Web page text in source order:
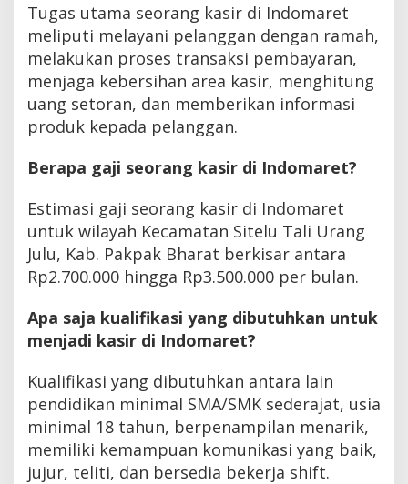
Tugas utama seorang kasir di Indomaret
meliputi melayani pelanggan dengan ramah,
melakukan proses transaksi pembayaran,
menjaga kebersihan area kasir, menghitung
uang setoran, dan memberikan informasi
produk kepada pelanggan.
Berapa gaji seorang kasir di Indomaret?
Estimasi gaji seorang kasir di Indomaret
untuk wilayah Kecamatan Sitelu Tali Urang
Julu, Kab. Pakpak Bharat berkisar antara
Rp2.700.000 hingga Rp3.500.000 per bulan.
Apa saja kualifikasi yang dibutuhkan untuk
menjadi kasir di Indomaret?
Kualifikasi yang dibutuhkan antara lain
pendidikan minimal SMA/SMK sederajat, usia
minimal 18 tahun, berpenampilan menarik,
memiliki kemampuan komunikasi yang baik,
jujur, teliti, dan bersedia bekerja shift.